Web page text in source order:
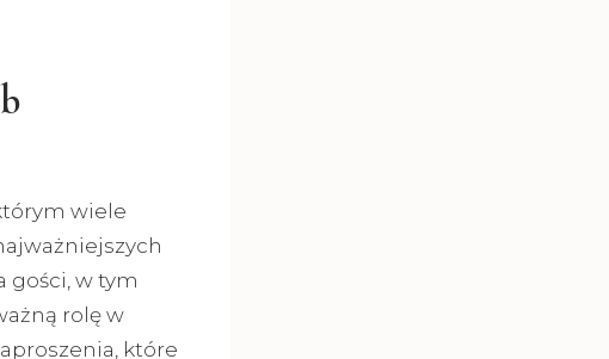
wiele
gości, w tym
rolę w
które